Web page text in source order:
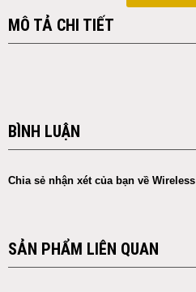
MÔ TẢ CHI TIẾT
BÌNH LUẬN
Chia sẻ nhận xét của bạn về Wireless
SẢN PHẨM LIÊN QUAN